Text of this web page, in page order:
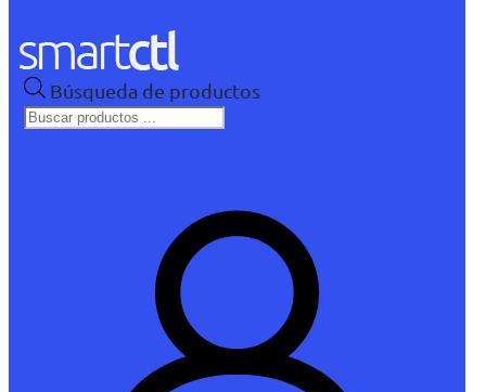
Búsqueda de productos